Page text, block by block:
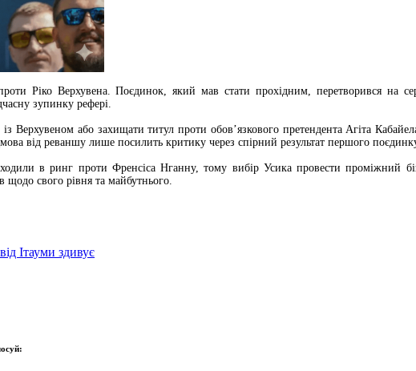
Ріко Верхувена. Поєдинок, який мав стати прохідним, перетворився на
зупинку рефері.
або захищати титул проти обов’язкового претендента Агіта
від реваншу лише посилить критику через спірний результат першого
в ринг проти Френсіса Нганну, тому вибір Усика провести проміжний
свого рівня та майбутнього.
Ітауми здивує